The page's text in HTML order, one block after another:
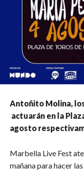
Antoñito Molina,
actuarán en la
agosto
Marbella Live Fest
mañana para hacer